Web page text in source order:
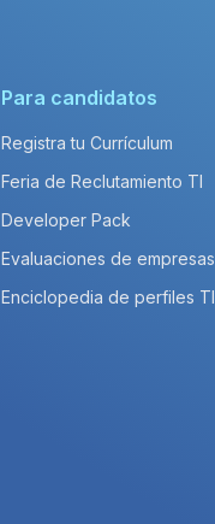
Para candidatos
Registra tu Currículum
Feria de Reclutamiento TI
Developer Pack
Evaluaciones de empresas
Enciclopedia de perfiles TI